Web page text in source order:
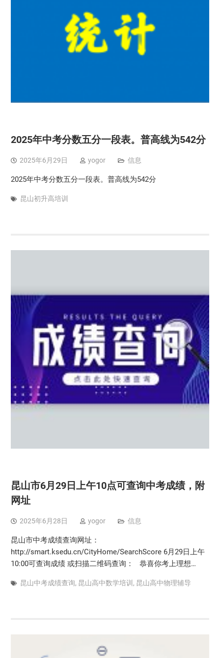
2025年中考分数五分一段表。普高线为542分
2025年6月29日 yogor 信息
2025年中考分数五分一段表。普高线为542分
昆山初升高培训
昆山市6月29日上午10点可查询中考成绩，附
网址
2025年6月28日 yogor 信息
昆山市中考成绩查询网址：
http://smart.ksedu.cn/CityHome/SearchScore 6月29日上午
10:00可查询成绩 或扫描二维码查询： 恭喜你考上理想…
昆山中考成绩查询, 昆山高中数学培训 , 昆山高中物理辅导